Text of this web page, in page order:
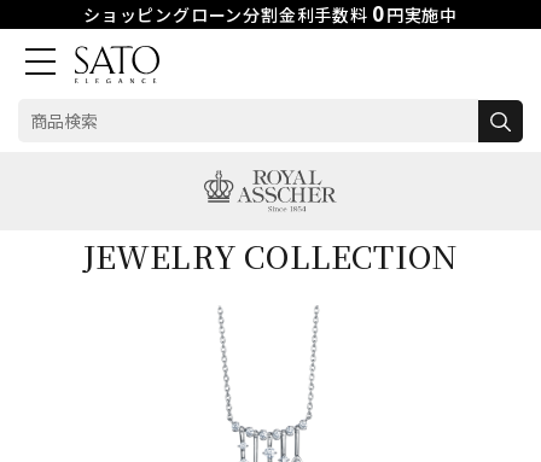
ショッピングローン分割金利手数料 0円実施中
検
JEWELRY COLLECTION